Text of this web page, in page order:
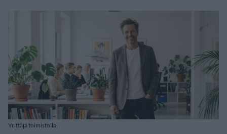
Yrittäjä toimistolla.